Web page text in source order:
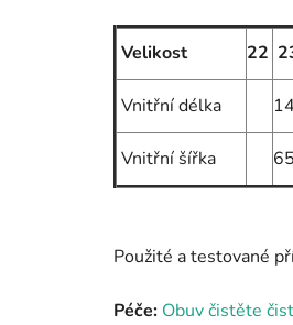
Velikost 22
Vnitřní délka
Vnitřní šířka 65
Použité a testované
Péče: Obuv čistěte